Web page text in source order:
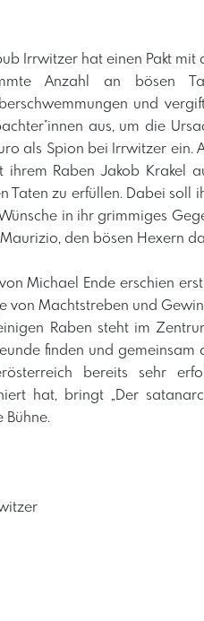
Irrwitzer hat einen Pakt mit
Anzahl an bösen
und
aus, um die
als Spion bei Irrwitzer ein.
ihrem Raben Jakob Krakel
Taten zu erfüllen. Dabei soll
in ihr grimmiges
den bösen Hexern
Michael Ende erschien
von Machtstreben und
Raben steht im
finden und gemeinsam
bereits sehr
hat, bringt „Der
Bühne.